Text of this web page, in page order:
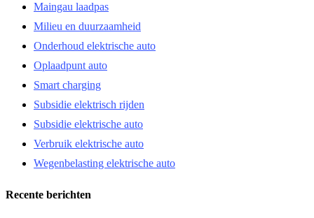
Maingau laadpas
Milieu en duurzaamheid
Onderhoud elektrische auto
Oplaadpunt auto
Smart charging
Subsidie elektrisch rijden
Subsidie elektrische auto
Verbruik elektrische auto
Wegenbelasting elektrische auto
Recente berichten